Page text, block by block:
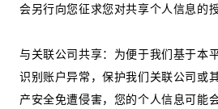
会另行向您征求您对共享个人信息的
与关联公司共享：为便于我们基于本
识别账户异常，保护我们关联公司或
产安全免遭侵害，您的个人信息可能